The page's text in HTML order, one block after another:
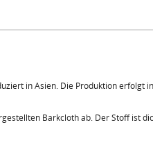
in Asien. Die Produktion erfolgt
Barkcloth ab. Der Stoff ist